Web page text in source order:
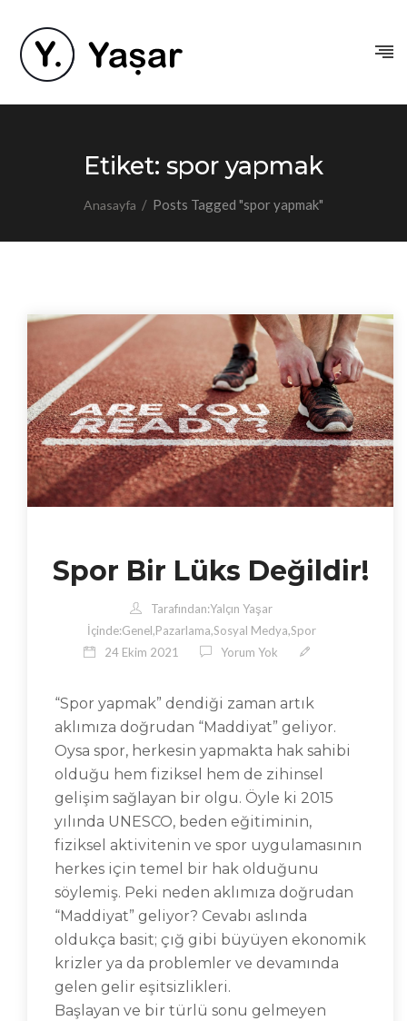
Etiket: spor yapmak
Anasayfa / Posts Tagged "spor yapmak"
Spor Bir Lüks Değildir!
Tarafından:Yalçın Yaşar
İçinde:Genel,Pazarlama,Sosyal Medya,Spor
24 Ekim 2021
Yorum Yok
“Spor yapmak” dendiği zaman artık
aklımıza doğrudan “Maddiyat” geliyor.
Oysa spor, herkesin yapmakta hak sahibi
olduğu hem fiziksel hem de zihinsel
gelişim sağlayan bir olgu. Öyle ki 2015
yılında UNESCO, beden eğitiminin,
fiziksel aktivitenin ve spor uygulamasının
herkes için temel bir hak olduğunu
söylemiş. Peki neden aklımıza doğrudan
“Maddiyat” geliyor? Cevabı aslında
oldukça basit; çığ gibi büyüyen ekonomik
krizler ya da problemler ve devamında
gelen gelir eşitsizlikleri.
Başlayan ve bir türlü sonu gelmeyen